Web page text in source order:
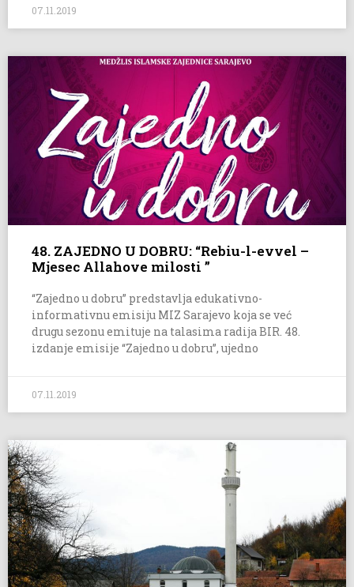
07.11.2019
48. ZAJEDNO U DOBRU: “Rebiu-l-evvel –
Mjesec Allahove milosti ”
“Zajedno u dobru” predstavlja edukativno-
informativnu emisiju MIZ Sarajevo koja se već
drugu sezonu emituje na talasima radija BIR. 48.
izdanje emisije “Zajedno u dobru”, ujedno
07.11.2019